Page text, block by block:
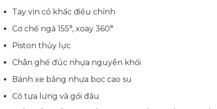
Tay vịn có khấc điều chỉnh
Cơ chế ngả 155°, xoay 360°
Piston thủy lực
Chân ghế đúc nhựa nguyên khối
Bánh xe bằng nhựa bọc cao su
Có tựa lưng và gối đầu